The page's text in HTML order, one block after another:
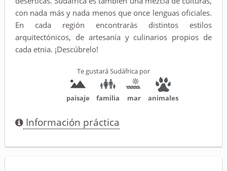
con nada más y nada menos que once lenguas oficiales.
En cada región encontrarás distintos estilos
arquitectónicos, de artesanía y culinarios propios de
cada etnia. ¡Descúbrelo!
Te gustará Sudáfrica por
paisaje familia mar animales
Información práctica